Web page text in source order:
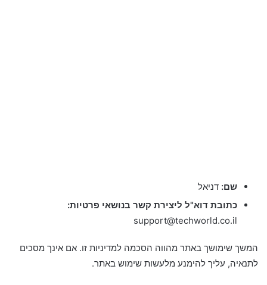
שם: דניאל
כתובת דוא"ל ליצירת קשר בנושאי פרטיות:
support@techworld.co.il
המשך שימושך באתר מהווה הסכמה למדיניות זו. אם אינך מסכים
לתנאיה, עליך להימנע מלעשות שימוש באתר.